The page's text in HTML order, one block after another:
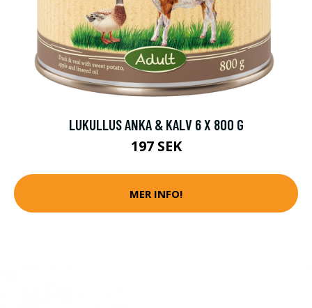
LUKULLUS ANKA & KALV 6 X 800 G
197 SEK
MER INFO!